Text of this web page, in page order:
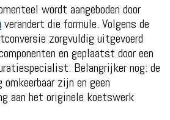
wordt aangeboden door
verandert die formule. Volgens de
zorgvuldig uitgevoerd
en geplaatst door een
Belangrijker nog: de
zijn en geen
aan het originele koetswerk